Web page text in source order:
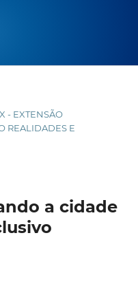
- EXTENSÃO
REALIDADES E
a cidade